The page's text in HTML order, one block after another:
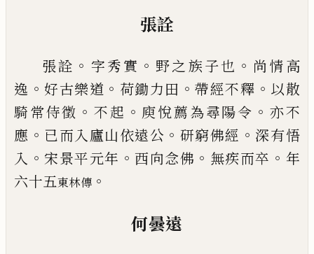
張詮
張詮 。 字秀實 。 野之族子也 。 尚情高
逸 。好古樂道 。 荷鋤力田 。帶經不釋 。 以散
騎常侍徵 。 不起 。 庾悅薦為尋陽令 。 亦不
應 。 已而入廬山依遠公 。 研窮佛經 。 深有悟
入 。 宋景平元年 。 西向念佛 。 無疾而卒 。 年
六十五東林傳 。
何曇遠